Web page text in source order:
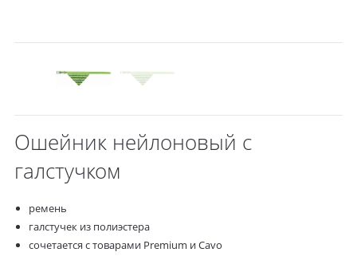
Ошейник нейлоновый с
галстучком
ремень
галстучек из полиэстера
сочетается с товарами Premium и Cavo